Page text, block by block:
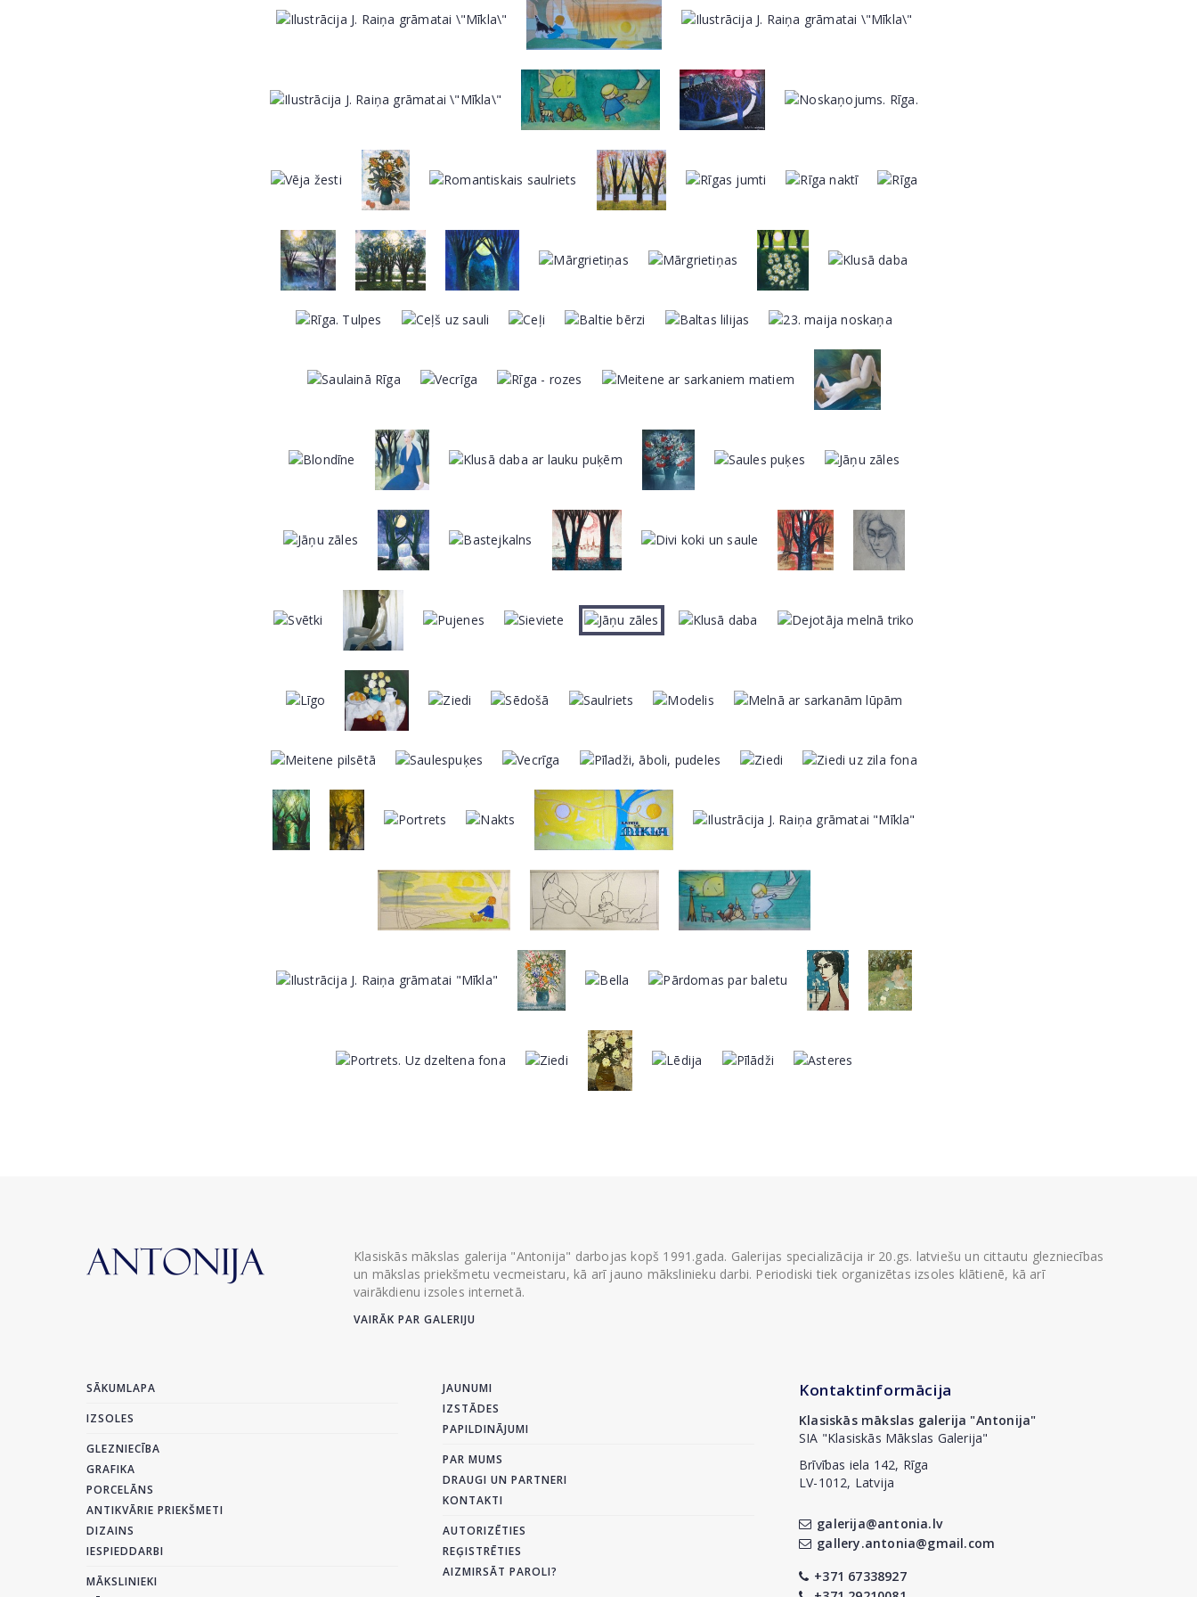
Klasiskās mākslas galerija "Antonija" darbojas kopš 1991.gada. Galerijas specializācija ir 20.gs. latviešu un cittautu glezniecības
un mākslas priekšmetu vecmeistaru, kā arī jauno mākslinieku darbi. Periodiski tiek organizētas izsoles klātienē, kā arī
vairākdienu izsoles internetā.
VAIRĀK PAR GALERIJU
SĀKUMLAPA
IZSOLES
GLEZNIECĪBA
GRAFIKA
PORCELĀNS
ANTIKVĀRIE PRIEKŠMETI
DIZAINS
IESPIEDDARBI
MĀKSLINIEKI
JAUNUMI
IZSTĀDES
PAPILDINĀJUMI
PAR MUMS
DRAUGI UN PARTNERI
KONTAKTI
AUTORIZĒTIES
REĢISTRĒTIES
AIZMIRSĀT PAROLI?
Kontaktinformācija
Klasiskās mākslas galerija "Antonija"
SIA "Klasiskās Mākslas Galerija"
Brīvības iela 142, Rīga
LV-1012, Latvija
galerija@antonia.lv
gallery.antonia@gmail.com
+371 67338927